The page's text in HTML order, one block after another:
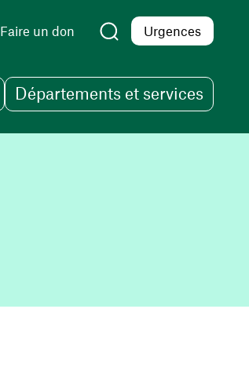
Faire un don Urgences
Départements et services